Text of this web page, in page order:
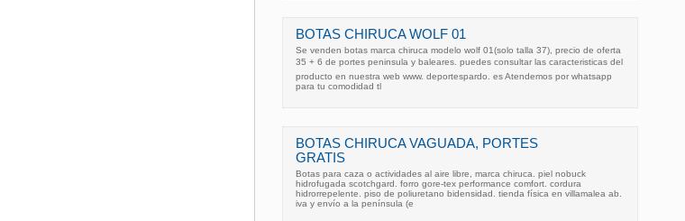
BOTAS CHIRUCA WOLF 01
Se venden botas marca chiruca modelo wolf 01(solo talla 37), precio de oferta
35 + 6 de portes peninsula y baleares. puedes consultar las caracteristicas del
producto en nuestra web www. deportespardo. es Atendemos por whatsapp
para tu comodidad tl
BOTAS CHIRUCA VAGUADA, PORTES
GRATIS
Botas para caza o actividades al aire libre, marca chiruca. piel nobuck
hidrofugada scotchgard. forro gore-tex performance comfort. cordura
hidrorrepelente. piso de poliuretano bidensidad. tienda física en villamalea ab.
iva y envío a la península (e